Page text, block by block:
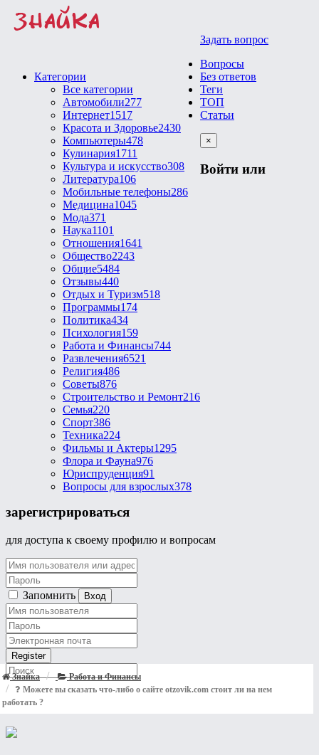
Задать вопрос
Категории
Все категории
Автомобили277
Интернет1517
Красота и Здоровье2430
Компьютеры478
Кулинария1711
Культура и искусство308
Литература106
Мобильные телефоны286
Медицина1045
Мода371
Наука1101
Отношения1641
Общество2243
Общие5484
Отзывы440
Отдых и Туризм518
Программы174
Политика434
Психология159
Работа и Финансы744
Развлечения6521
Религия486
Советы876
Строительство и Ремонт216
Семья220
Спорт386
Техника224
Фильмы и Актеры1295
Флора и Фауна976
Юриспруденция91
Вопросы для взрослых378
Вопросы
Без ответов
Теги
ТОП
Статьи
×
Войти или
зарегистрироваться
для доступа к своему профилю и вопросам
Запомнить
Знайка
Работа и Финансы
Можете вы сказать что-либо о сайте otzovik.com стоит ли на нем
работать ?